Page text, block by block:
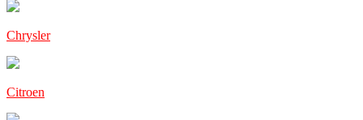
Chrysler
Citroen